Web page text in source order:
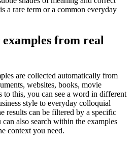
a rare term or a common everyday
from real
are collected automatically from
websites, books, movie
to this, you can see a word in different
style to everyday colloquial
results can be filtered by a specific
also search within the examples
context you need.